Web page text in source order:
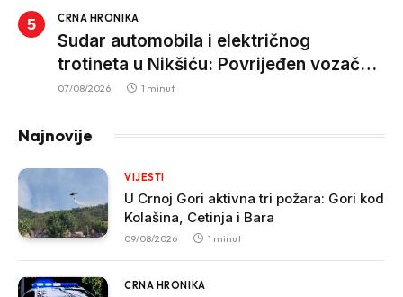
CRNA HRONIKA
Sudar automobila i električnog
trotineta u Nikšiću: Povrijeđen vozač
trotineta, prebačen u bolnicu
07/08/2026 1 minut
Najnovije
VIJESTI
U Crnoj Gori aktivna tri požara: Gori kod
Kolašina, Cetinja i Bara
09/08/2026 1 minut
CRNA HRONIKA